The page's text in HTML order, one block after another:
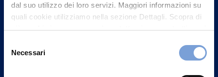
dal suo utilizzo dei loro servizi. Maggiori informazioni su
quali cookie utilizziamo nella sezione Dettagli. Scopra di
più su chi siamo, come può contattarci e come trattiamo i
può trovare nel footer del sito nella sezione "Informativa
delNecessari